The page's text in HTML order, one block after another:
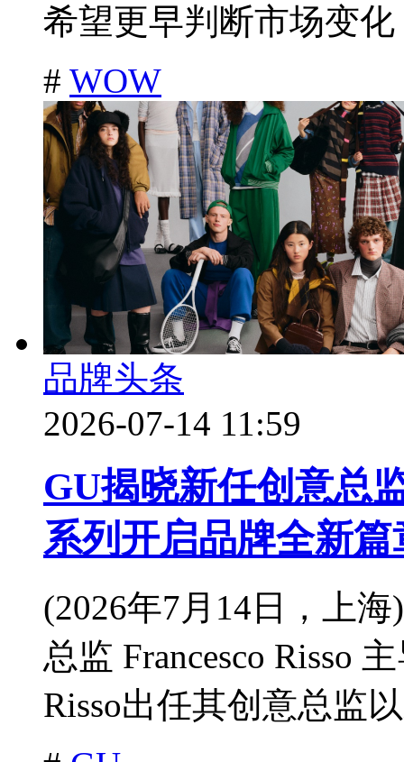
希望更早判断市场变
# WOW
品牌头条
2026-07-14 11:59
GU揭晓新任创意总
系列开启品牌全新篇
(2026年7月14日，上
总监 Francesco Risso
Risso出任其创意总监